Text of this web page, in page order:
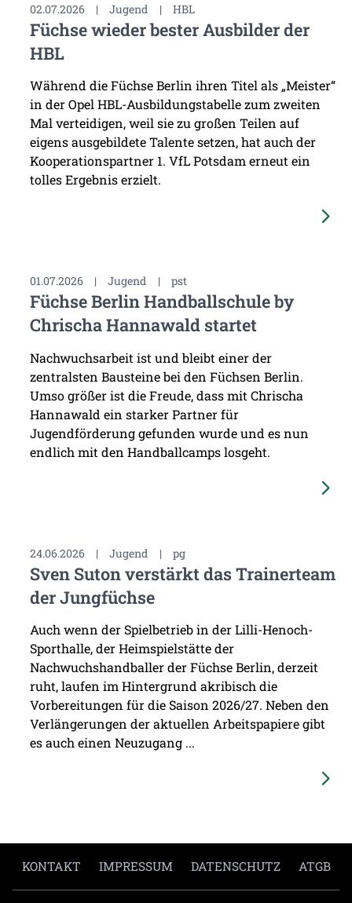
02.07.2026 | Jugend | HBL
Füchse wieder bester Ausbilder der
HBL
Während die Füchse Berlin ihren Titel als „Meister“
in der Opel HBL-Ausbildungstabelle zum zweiten
Mal verteidigen, weil sie zu großen Teilen auf
eigens ausgebildete Talente setzen, hat auch der
Kooperationspartner 1. VfL Potsdam erneut ein
tolles Ergebnis erzielt.
01.07.2026 | Jugend | pst
Füchse Berlin Handballschule by
Chrischa Hannawald startet
Nachwuchsarbeit ist und bleibt einer der
zentralsten Bausteine bei den Füchsen Berlin.
Umso größer ist die Freude, dass mit Chrischa
Hannawald ein starker Partner für
Jugendförderung gefunden wurde und es nun
endlich mit den Handballcamps losgeht.
24.06.2026 | Jugend | pg
Sven Suton verstärkt das Trainerteam
der Jungfüchse
Auch wenn der Spielbetrieb in der Lilli-Henoch-
Sporthalle, der Heimspielstätte der
Nachwuchshandballer der Füchse Berlin, derzeit
ruht, laufen im Hintergrund akribisch die
Vorbereitungen für die Saison 2026/27. Neben den
Verlängerungen der aktuellen Arbeitspapiere gibt
es auch einen Neuzugang ...
KONTAKT IMPRESSUM DATENSCHUTZ ATGB